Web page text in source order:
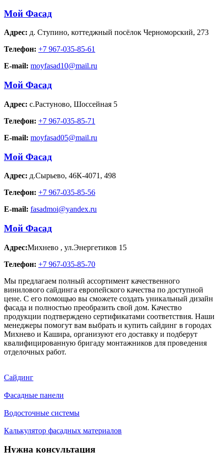
Мой Фасад
Адрес: д. Ступино, коттеджный посёлок Черноморский, 273
Телефон: +7 967-035-85-61
E-mail: moyfasad10@mail.ru
Мой Фасад
Адрес: с.Растуново, Шоссейная 5
Телефон: +7 967-035-85-71
E-mail: moyfasad05@mail.ru
Мой Фасад
Адрес: д.Сырьево, 46К-4071, 498
Телефон: +7 967-035-85-56
E-mail: fasadmoi@yandex.ru
Мой Фасад
Адрес:Михнево , ул.Энергетиков 15
Телефон: +7 967-035-85-70
Мы предлагаем полный ассортимент качественного
винилового сайдинга европейского качества по доступной
цене. С его помощью вы сможете создать уникальный дизайн
фасада и полностью преобразить свой дом. Качество
продукции подтверждено сертификатами соответствия. Наши
менеджеры помогут вам выбрать и купить сайдинг в городах
Михнево и Кашира, организуют его доставку и подберут
квалифицированную бригаду монтажников для проведения
отделочных работ.
Сайдинг
Фасадные панели
Водосточные системы
Калькулятор фасадных материалов
Нужна консультация